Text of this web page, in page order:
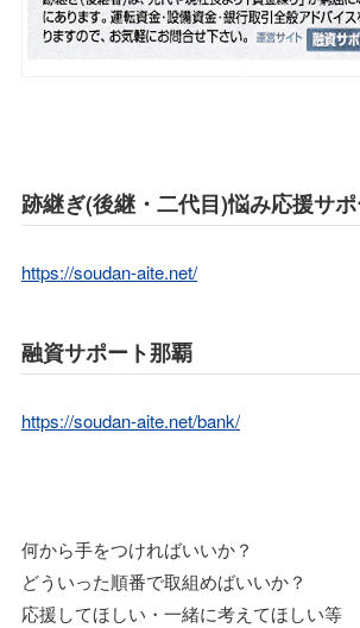
跡継ぎ(後継・二代目)悩み応援サ
https://soudan-aite.net/
融資サポート那覇
https://soudan-aite.net/bank/
何から手をつければいいか？
どういった順番で取組めばいいか？
応援してほしい・一緒に考えてほしい等